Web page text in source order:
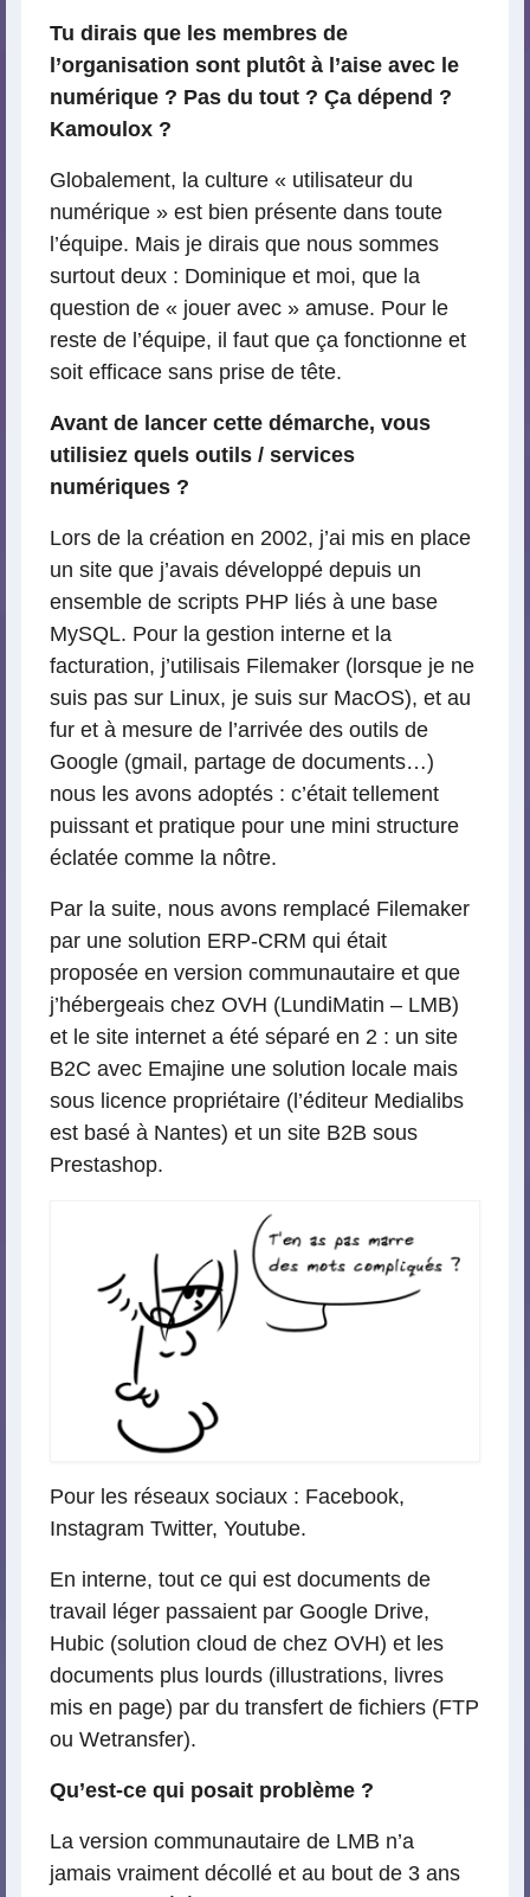
Tu dirais que les membres de
l’organisation sont plutôt à l’aise avec le
numérique ? Pas du tout ? Ça dépend ?
Kamoulox ?
Globalement, la culture « utilisateur du
numérique » est bien présente dans toute
l’équipe. Mais je dirais que nous sommes
surtout deux : Dominique et moi, que la
question de « jouer avec » amuse. Pour le
reste de l’équipe, il faut que ça fonctionne et
soit efficace sans prise de tête.
Avant de lancer cette démarche, vous
utilisiez quels outils / services
numériques ?
Lors de la création en 2002, j’ai mis en place
un site que j’avais développé depuis un
ensemble de scripts PHP liés à une base
MySQL. Pour la gestion interne et la
facturation, j’utilisais Filemaker (lorsque je ne
suis pas sur Linux, je suis sur MacOS), et au
fur et à mesure de l’arrivée des outils de
Google (gmail, partage de documents…)
nous les avons adoptés : c’était tellement
puissant et pratique pour une mini structure
éclatée comme la nôtre.
Par la suite, nous avons remplacé Filemaker
par une solution ERP-CRM qui était
proposée en version communautaire et que
j’hébergeais chez OVH (LundiMatin – LMB)
et le site internet a été séparé en 2 : un site
B2C avec Emajine une solution locale mais
sous licence propriétaire (l’éditeur Medialibs
est basé à Nantes) et un site B2B sous
Prestashop.
Pour les réseaux sociaux : Facebook,
Instagram Twitter, Youtube.
En interne, tout ce qui est documents de
travail léger passaient par Google Drive,
Hubic (solution cloud de chez OVH) et les
documents plus lourds (illustrations, livres
mis en page) par du transfert de fichiers (FTP
ou Wetransfer).
Qu’est-ce qui posait problème ?
La version communautaire de LMB n’a
jamais vraiment décollé et au bout de 3 ans